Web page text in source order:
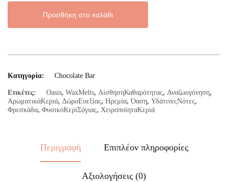
ποσότητα
Προσθήκη στο καλάθι
Κατηγορία: Chocolate Bar
Ετικέτες: Oasis, WaxMelts, ΑίσθησηΚαθαρότητας, Αναζωογόνηση,
ΑρωματικάΚεριά, ΔώροΕυεξίας, Ηρεμία,Όαση, ΥδάτινεςΝότες,
Φρεσκάδα, ΦυσικόΚερίΣόγιας, ΧειροποίηταΚεριά
Περιγραφή Επιπλέον πληροφορίες
Αξιολογήσεις (0)